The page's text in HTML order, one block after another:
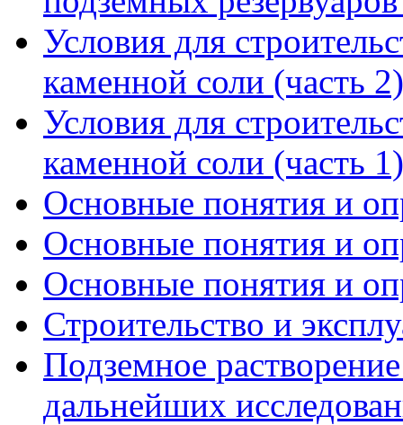
Условия для
каменной соли (часть 2)
Условия для
каменной соли (часть 1)
Основные понятия и
Основные понятия и
Основные понятия и
Строительство и
Подземное
дальнейших